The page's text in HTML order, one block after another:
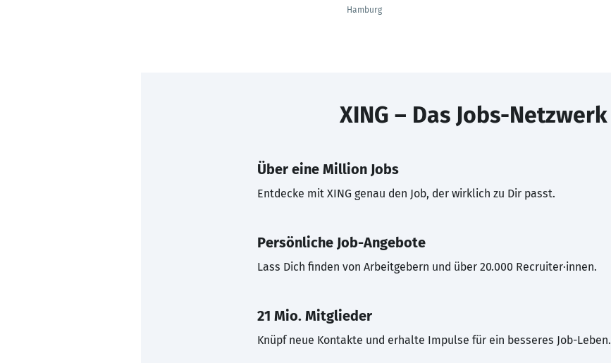
Hamburg
XING – Das Jobs-Netzwerk
Über eine Million Jobs
Entdecke mit XING genau den Job, der wirklich zu Dir passt.
Persönliche Job-Angebote
Lass Dich finden von Arbeitgebern und über 20.000 Recruiter·innen.
21 Mio. Mitglieder
Knüpf neue Kontakte und erhalte Impulse für ein besseres Job-Leben.